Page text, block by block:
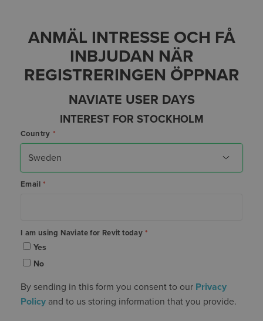
ANMÄL INTRESSE OCH FÅ
INBJUDAN NÄR
REGISTRERINGEN ÖPPNAR
NAVIATE USER DAYS
INTEREST FOR STOCKHOLM
Country *
Email *
I am using Naviate for Revit today *
Yes
No
By sending in this form you consent to our Privacy
Policy and to us storing information that you provide.